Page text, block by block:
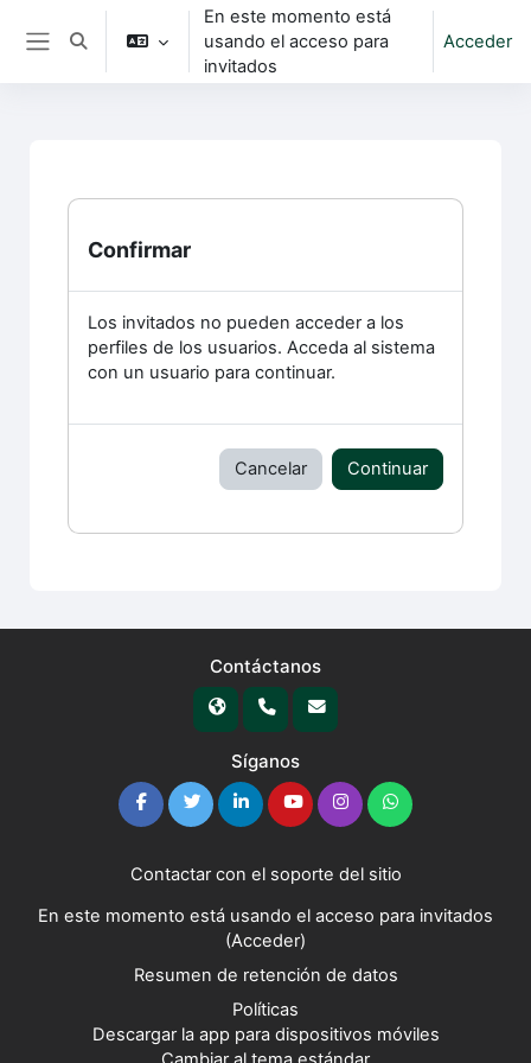
Salta al contenido principal
Selector de búsqueda de entrada
En este momento está
usando el acceso para
invitados
Acceder
Confirmar
Los invitados no pueden acceder a los
perfiles de los usuarios. Acceda al sistema
con un usuario para continuar.
Cancelar Continuar
Contáctanos
Síganos
Contactar con el soporte del sitio
En este momento está usando el acceso para invitados
(Acceder)
Resumen de retención de datos
Políticas
Descargar la app para dispositivos móviles